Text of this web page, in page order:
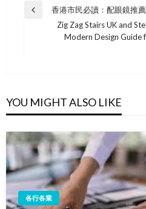
Post
navigation
Previous
香港市民必讀：配眼鏡推
Zig Zag Stairs UK and
Modern Design Guide
YOU MIGHT ALSO LIKE
各行各業